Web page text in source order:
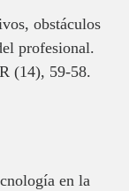
obstáculos
profesional.
(14), 59-58.
en la